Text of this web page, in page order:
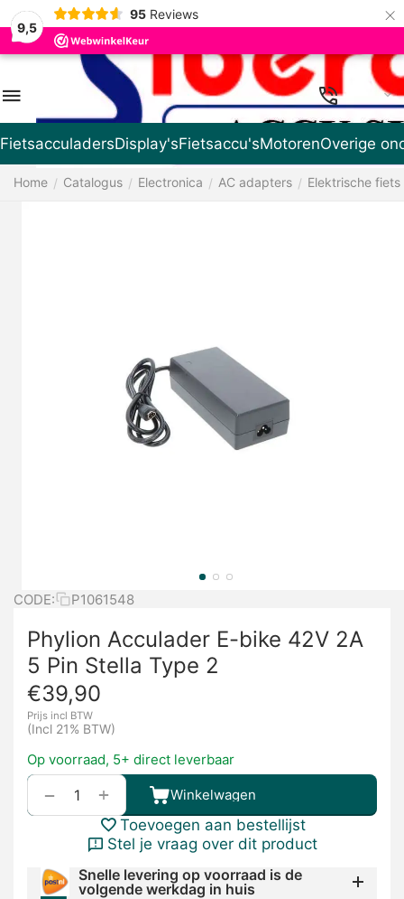
9,5
95 Reviews ×
NL
FietsacculadersDisplay'sFietsaccu'sMotorenOverige
Home / Catalogus / Electronica / AC adapters / Elektrische fiets
CODE: P1061548
Phylion Acculader E-bike 42V 2A
5 Pin Stella Type 2
€39,90
Prijs incl BTW
(Incl 21% BTW)
Op voorraad, 5+ direct leverbaar
+
− Winkelwagen
Toevoegen aan bestellijst
Stel je vraag over dit product
Snelle levering op voorraad is de
volgende werkdag in huis